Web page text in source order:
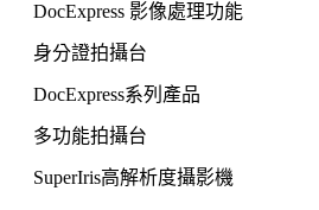
DocExpress 影像處理功能
身分證拍攝台
DocExpress系列產品
多功能拍攝台
SuperIris高解析度攝影機